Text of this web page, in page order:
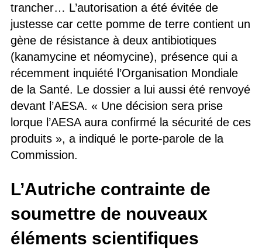
trancher… L’autorisation a été évitée de
justesse car cette pomme de terre contient un
gène de résistance à deux antibiotiques
(kanamycine et néomycine), présence qui a
récemment inquiété l’Organisation Mondiale
de la Santé. Le dossier a lui aussi été renvoyé
devant l’AESA. « Une décision sera prise
lorque l’AESA aura confirmé la sécurité de ces
produits », a indiqué le porte-parole de la
Commission.
L’Autriche contrainte de
soumettre de nouveaux
éléments scientifiques